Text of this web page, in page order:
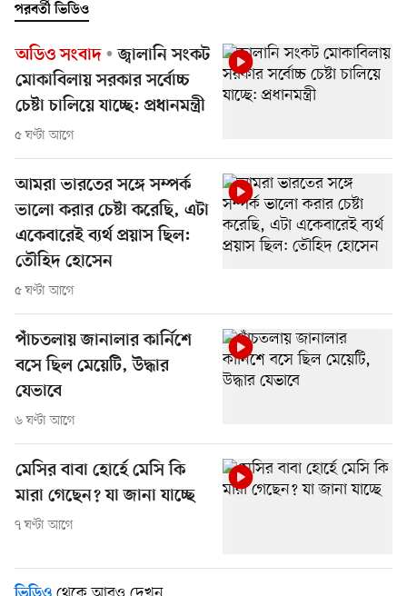
পরবর্তী ভিডিও
অডিও সংবাদ
জ্বালানি সংকট
মোকাবিলায় সরকার সর্বোচ্চ
চেষ্টা চালিয়ে যাচ্ছে: প্রধানমন্ত্রী
৫ ঘণ্টা আগে
আমরা ভারতের সঙ্গে সম্পর্ক
ভালো করার চেষ্টা করেছি, এটা
একেবারেই ব্যর্থ প্রয়াস ছিল:
তৌহিদ হোসেন
৫ ঘণ্টা আগে
পাঁচতলায় জানালার কার্নিশে
বসে ছিল মেয়েটি, উদ্ধার
যেভাবে
৬ ঘণ্টা আগে
মেসির বাবা হোর্হে মেসি কি
মারা গেছেন? যা জানা যাচ্ছে
৭ ঘণ্টা আগে